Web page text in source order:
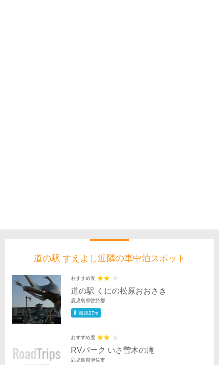
道の駅 すえよし近隣の車中泊スポット
おすすめ度
道の駅 くにの松原おおさき
鹿児島県曽於郡
海抜27m
おすすめ度
RVパーク いさ曽木の滝
鹿児島県伊佐市